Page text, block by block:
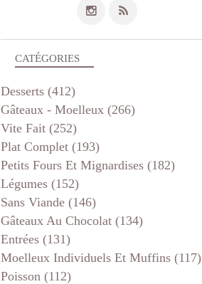
CATÉGORIES
Desserts (412)
Gâteaux - Moelleux (266)
Vite Fait (252)
Plat Complet (193)
Petits Fours Et Mignardises (182)
Légumes (152)
Sans Viande (146)
Gâteaux Au Chocolat (134)
Entrées (131)
Moelleux Individuels Et Muffins (117)
Poisson (112)